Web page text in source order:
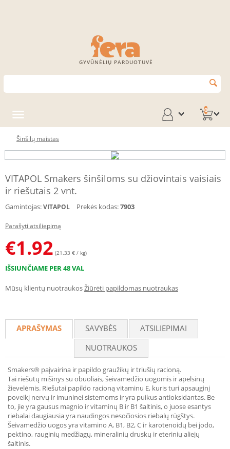
GYVŪNĖLIŲ PARDUOTUVĖ
0
Šinšilų maistas
VITAPOL Smakers šinšiloms su džiovintais vaisiais
ir riešutais 2 vnt.
Gamintojas:VITAPOL Prekės kodas:7903
Parašyti atsiliepimą
€1.92 (21.33 € / kg)
IŠSIUNČIAME PER 48 VAL
Mūsų klientų nuotraukosŽiūrėti papildomas nuotraukas
APRAŠYMAS SAVYBĖS
ATSILIEPIMAI
NUOTRAUKOS
Smakers® paįvairina ir papildo graužikų ir triušių racioną.
Tai riešutų mišinys su obuoliais, šeivamedžio uogomis ir apelsinų
žievelėmis. Riešutai papildo racioną vitaminu E, kuris turi apsauginį
poveikį nervų ir imuninei sistemoms ir yra puikus antioksidantas. Be
to, jie yra gausus magnio ir vitaminų B ir B1 šaltinis, o juose esantys
riebalai daugiausia yra naudingos nesočiosios riebalų rūgštys.
Šeivamedžio uogos yra vitamino A, B1, B2, C ir karotenoidų bei jodo,
pektino, rauginių medžiagų, mineralinių druskų ir eterinių aliejų
šaltinis.